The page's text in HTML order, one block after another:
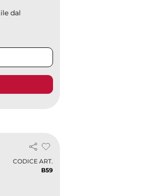
dal
CODICE ART.
B59